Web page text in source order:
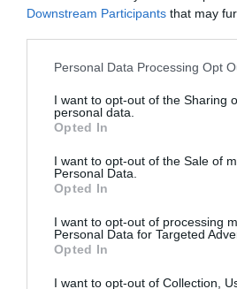
Downstream Participants that may
Personal Data Processing Opt
I want to opt-out of the Sharing
personal data.
Opted In
I want to opt-out of the Sale of
Personal Data.
Opted In
I want to opt-out of processing
Personal Data for Targeted
Opted In
I want to opt-out of Collection,